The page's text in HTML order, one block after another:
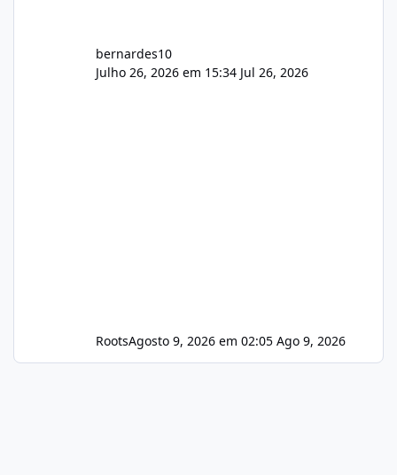
bernardes10
Julho 26, 2026 em 15:34 Jul 26, 2026
RootsAgosto 9, 2026 em 02:05 Ago 9, 2026